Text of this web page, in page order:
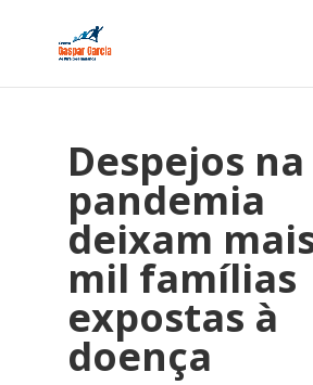
Despejos na
pandemia
deixam
mil famílias
expostas à
doença